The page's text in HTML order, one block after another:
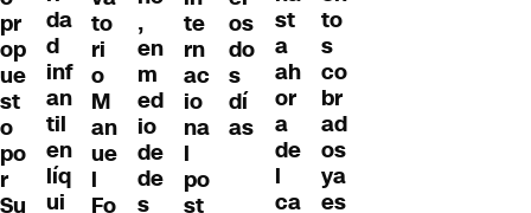
pr
op
ue
st
o
po
r
Su
da
d
inf
an
til
en
líq
ui
to
ri
o
M
an
ue
l
Fo
,
en
m
ed
io
de
de
s
te
rn
ac
io
na
l
po
st
os
do
s
dí
as
st
a
ah
or
a
de
l
ca
to
s
co
br
ad
os
ya
es